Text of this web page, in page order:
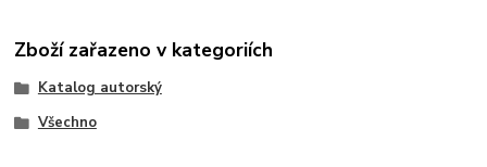
Zboží zařazeno v kategoriích
Katalog autorský
Všechno